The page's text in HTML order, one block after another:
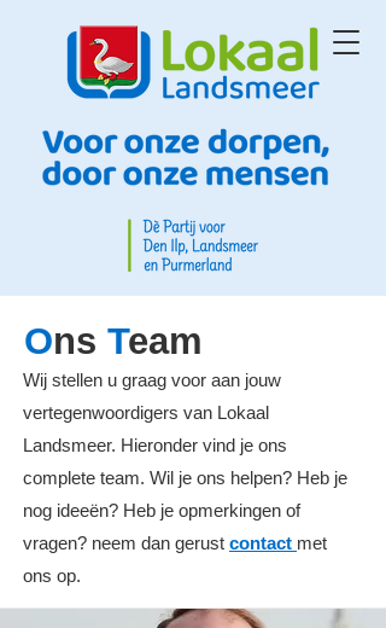
Ons Team
Wij stellen u graag voor aan jouw
vertegenwoordigers van Lokaal
Landsmeer. Hieronder vind je ons
complete team. Wil je ons helpen? Heb je
nog ideeën? Heb je opmerkingen of
vragen? neem dan gerust contact met
ons op.